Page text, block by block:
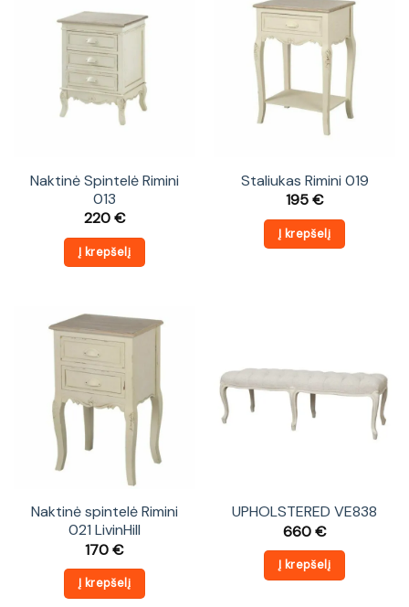
Naktinė Spintelė Rimini
013
220€
Į krepšelį
Staliukas Rimini 019
195€
Į krepšelį
Naktinė spintelė Rimini
021 LivinHill
170€
Į krepšelį
UPHOLSTERED VE838
660€
Į krepšelį